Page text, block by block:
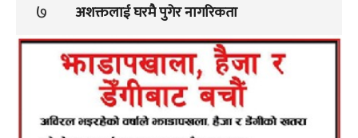
७ अशक्तलाई घरमै पुगेर नागरिकता